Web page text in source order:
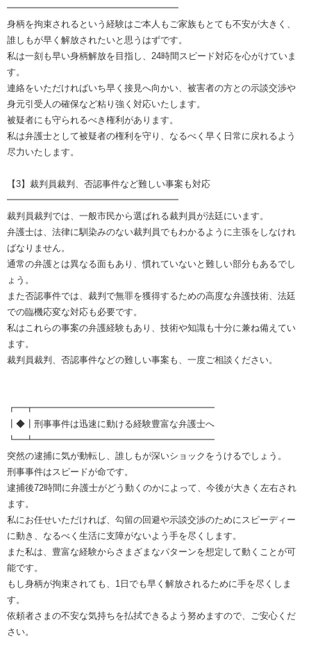
━━━━━━━━━━━━━━━━━━━
身柄を拘束されるという経験はご本人もご家族もとても不安が大きく、
誰しもが早く解放されたいと思うはずです。
私は一刻も早い身柄解放を目指し、24時間スピード対応を心がけていま
す。
連絡をいただければいち早く接見へ向かい、被害者の方との示談交渉や
身元引受人の確保など粘り強く対応いたします。
被疑者にも守られるべき権利があります。
私は弁護士として被疑者の権利を守り、なるべく早く日常に戻れるよう
尽力いたします。
【3】裁判員裁判、否認事件など難しい事案も対応
━━━━━━━━━━━━━━━━━━━
裁判員裁判では、一般市民から選ばれる裁判員が法廷にいます。
弁護士は、法律に馴染みのない裁判員でもわかるように主張をしなけれ
ばなりません。
通常の弁護とは異なる面もあり、慣れていないと難しい部分もあるでし
ょう。
また否認事件では、裁判で無罪を獲得するための高度な弁護技術、法廷
での臨機応変な対応も必要です。
私はこれらの事案の弁護経験もあり、技術や知識も十分に兼ね備えてい
ます。
裁判員裁判、否認事件などの難しい事案も、一度ご相談ください。
┏━┳━━━━━━━━━━━━━━━━━━━━
┃◆┃刑事事件は迅速に動ける経験豊富な弁護士へ
┗━┻━━━━━━━━━━━━━━━━━━━━
突然の逮捕に気が動転し、誰しもが深いショックをうけるでしょう。
刑事事件はスピードが命です。
逮捕後72時間に弁護士がどう動くのかによって、今後が大きく左右され
ます。
私にお任せいただければ、勾留の回避や示談交渉のためにスピーディー
に動き、なるべく生活に支障がないよう手を尽くします。
また私は、豊富な経験からさまざまなパターンを想定して動くことが可
能です。
もし身柄が拘束されても、1日でも早く解放されるために手を尽くしま
す。
依頼者さまの不安な気持ちを払拭できるよう努めますので、ご安心くだ
さい。